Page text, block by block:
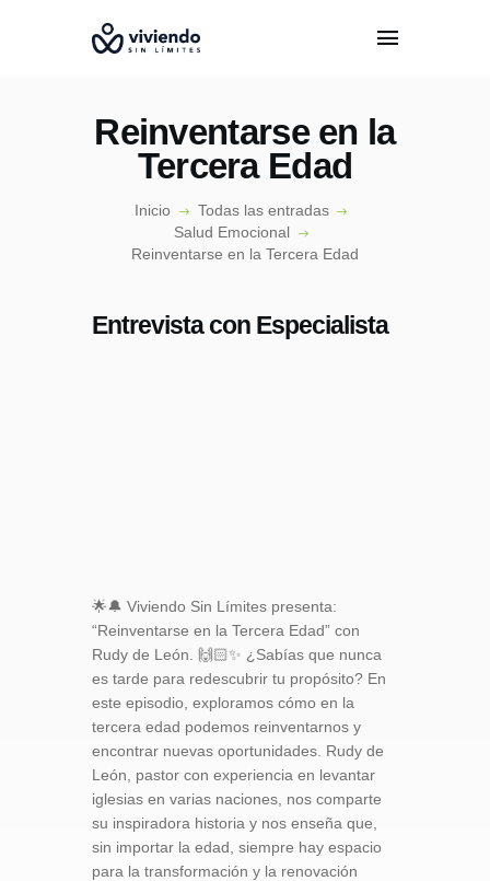
Reinventarse en la
Tercera Edad
Inicio
Todas las entradas
Salud Emocional
Reinventarse en la Tercera Edad
INICIO
CONÓCENOS
ESPECIALISTAS
Entrevista con Especialista
🌟🔔 Viviendo Sin Límites presenta:
“Reinventarse en la Tercera Edad” con
Rudy de León. 🙌🏻✨ ¿Sabías que nunca
es tarde para redescubrir tu propósito? En
este episodio, exploramos cómo en la
tercera edad podemos reinventarnos y
encontrar nuevas oportunidades. Rudy de
León, pastor con experiencia en levantar
iglesias en varias naciones, nos comparte
su inspiradora historia y nos enseña que,
sin importar la edad, siempre hay espacio
para la transformación y la renovación